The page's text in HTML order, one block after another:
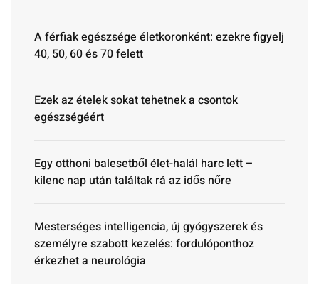
A férfiak egészsége életkoronként: ezekre figyelj
40, 50, 60 és 70 felett
Ezek az ételek sokat tehetnek a csontok
egészségéért
Egy otthoni balesetből élet-halál harc lett –
kilenc nap után találtak rá az idős nőre
Mesterséges intelligencia, új gyógyszerek és
személyre szabott kezelés: fordulóponthoz
érkezhet a neurológia